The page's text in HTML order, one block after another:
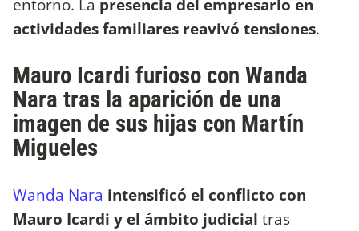
actividades familiares reavivó tensiones.
Mauro Icardi furioso con Wanda
Nara tras la aparición de una
imagen de sus hijas con Martín
Migueles
Wanda Nara intensificó el conflicto con
Mauro Icardi y el ámbito judicial tras